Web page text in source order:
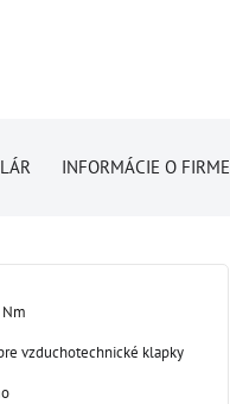
INFORMÁCIE O FIRME
vzduchotechnické klapky